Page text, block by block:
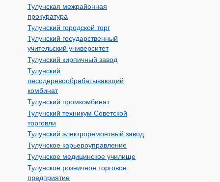
Тулунская межрайонная
прокуратура
Тулунский городской торг
Тулунский государственный
учительский университет
Тулунский кирпичный завод
Тулунский
лесодеревообрабатывающий
комбинат
Тулунский промкомбинат
Тулунский техникум Советской
торговли
Тулунский электроремонтный завод
Тулунское карьероуправление
Тулунское медицинское училище
Тулунское розничное торговое
предприятие